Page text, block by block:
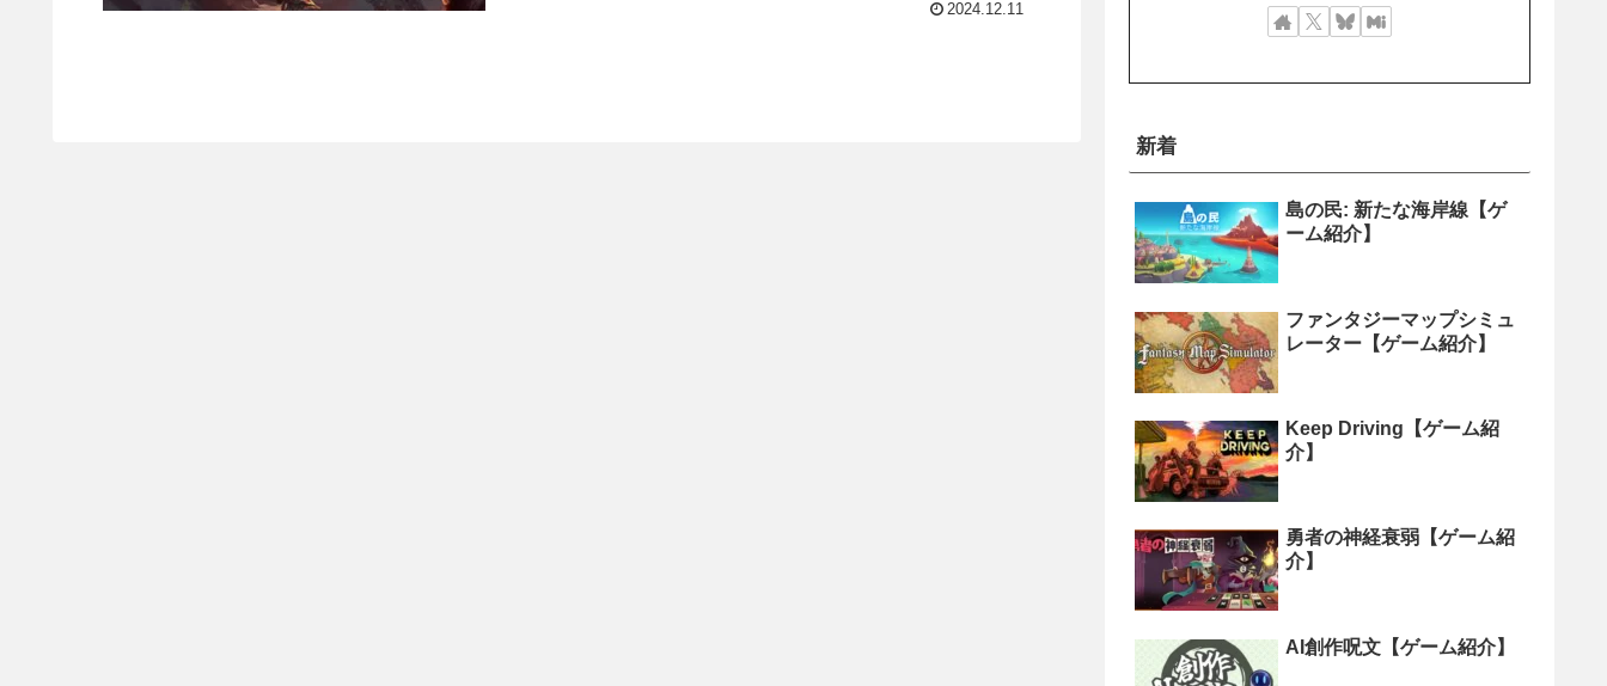
2024.12.11
新着
島の民: 新たな海岸線【ゲ
ーム紹介】
ファンタジーマップシミュ
レーター【ゲーム紹介】
Keep Driving【ゲーム紹
介】
勇者の神経衰弱【ゲーム紹
介】
AI創作呪文【ゲーム紹介】